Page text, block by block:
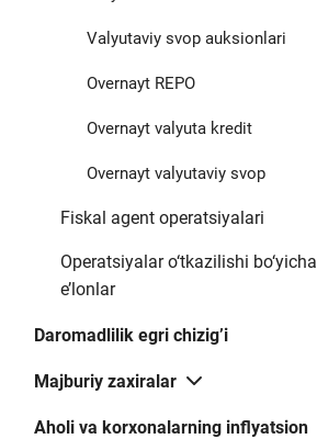
14.00
13.50
13.50 13.52
Valyutaviy svop auksionlari
Overnayt REPO
Overnayt valyuta kredit
Overnayt valyutaviy svop
Fiskal agent operatsiyalari
Operatsiyalar o‘tkazilishi bo‘yicha
e’lonlar
Daromadlilik egri chizig’i
Majburiy zaxiralar
Aholi va korxonalarning inflyatsion